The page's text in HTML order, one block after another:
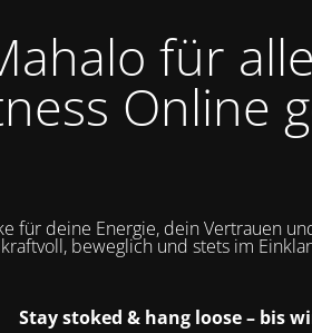
für
Online
für deine Energie, dein Vertrauen
beweglich und stets im
Stay stoked & hang loose – bis